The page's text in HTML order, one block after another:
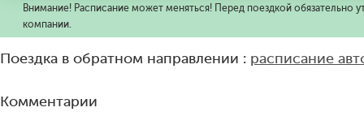
Внимание! Расписание может меняться! Перед поездкой обязательно
компании.
Поездка в обратном направлении : расписание
Комментарии